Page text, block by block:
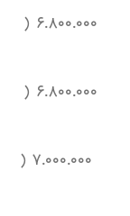
۶.۸۰۰.۰۰۰ (
۶.۸۰۰.۰۰۰ (
۷.۰۰۰.۰۰۰ (